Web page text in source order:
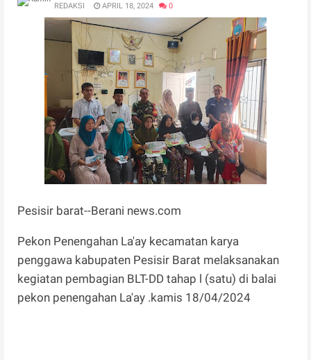
REDAKSI APRIL 18, 2024 0
Pesisir barat--Berani news.com
Pekon Penengahan La'ay kecamatan karya
penggawa kabupaten Pesisir Barat melaksanakan
kegiatan pembagian BLT-DD tahap l (satu) di balai
pekon penengahan La'ay .kamis 18/04/2024